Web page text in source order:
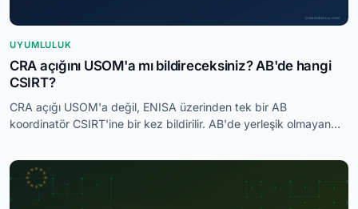
UYUMLULUK
CRA açığını USOM'a mı bildireceksiniz? AB'de hangi
CSIRT?
CRA açığı USOM'a değil, ENISA üzerinden tek bir AB
koordinatör CSIRT'ine bir kez bildirilir. AB'de yerleşik olmayan